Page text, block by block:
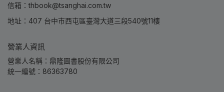
信箱：thbook@tsanghai.com.tw
地址：407 台中市西屯區臺灣大道三段540號11樓
營業人資訊
營業人名稱：鼎隆圖書股份有限公司
統一編號：86363780